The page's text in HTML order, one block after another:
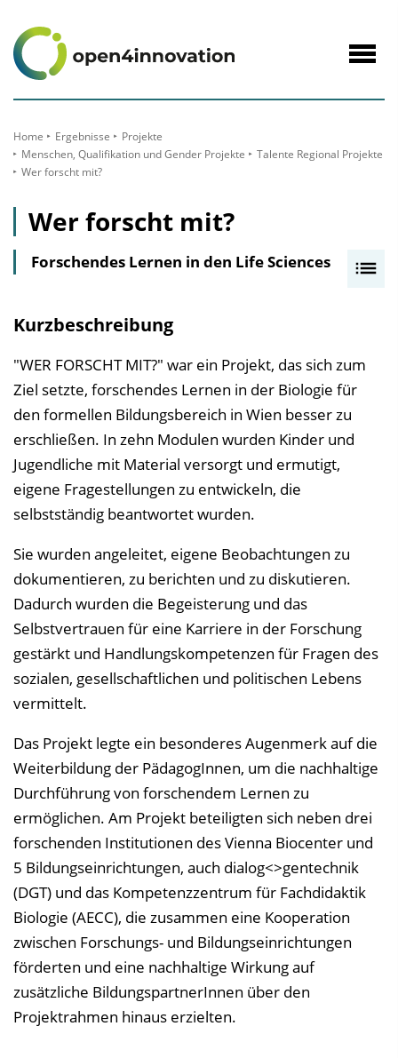
Inhalt
Home Ergebnisse
Projekte
Menschen, Qualifikation und Gender Projekte
Talente Regional Projekte
Wer forscht mit?
Wer forscht mit?
l
t
s
v
i
c
n
i
s
i
n
n
d
Forschendes Lernen in den Life Sciences
Kurzbeschreibung
"WER FORSCHT MIT?" war ein Projekt, das sich zum
Ziel setzte, forschendes Lernen in der Biologie für
den formellen Bildungsbereich in Wien besser zu
erschließen. In zehn Modulen wurden Kinder und
Jugendliche mit Material versorgt und ermutigt,
eigene Fragestellungen zu entwickeln, die
selbstständig beantwortet wurden.
Sie wurden angeleitet, eigene Beobachtungen zu
dokumentieren, zu berichten und zu diskutieren.
Dadurch wurden die Begeisterung und das
Selbstvertrauen für eine Karriere in der Forschung
gestärkt und Handlungskompetenzen für Fragen des
sozialen, gesellschaftlichen und politischen Lebens
vermittelt.
Das Projekt legte ein besonderes Augenmerk auf die
Weiterbildung der PädagogInnen, um die nachhaltige
Durchführung von forschendem Lernen zu
ermöglichen. Am Projekt beteiligten sich neben drei
forschenden Institutionen des Vienna Biocenter und
5 Bildungseinrichtungen, auch dialog<>gentechnik
(DGT) und das Kompetenzzentrum für Fachdidaktik
Biologie (AECC), die zusammen eine Kooperation
zwischen Forschungs- und Bildungseinrichtungen
förderten und eine nachhaltige Wirkung auf
zusätzliche BildungspartnerInnen über den
Projektrahmen hinaus erzielten.